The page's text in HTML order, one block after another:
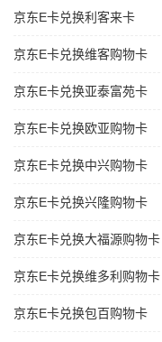
京东E卡兑换利客来卡
京东E卡兑换维客购物卡
京东E卡兑换亚泰富苑卡
京东E卡兑换欧亚购物卡
京东E卡兑换中兴购物卡
京东E卡兑换兴隆购物卡
京东E卡兑换大福源购物卡
京东E卡兑换维多利购物卡
京东E卡兑换包百购物卡